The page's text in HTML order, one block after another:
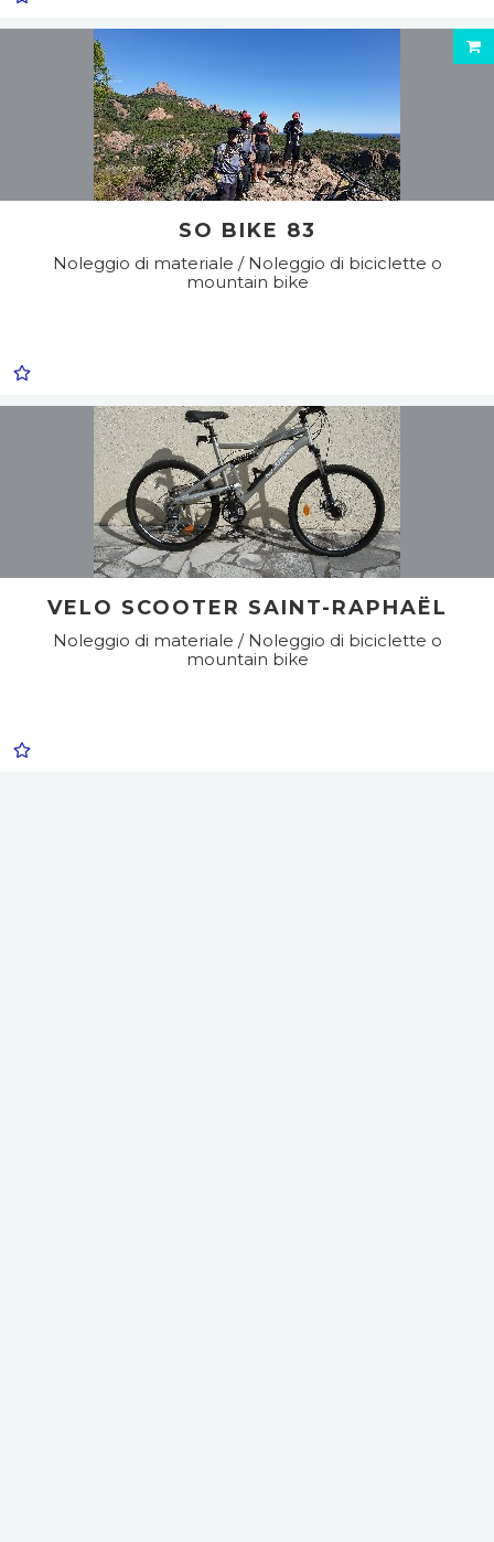
SO BIKE 83
Noleggio di materiale / Noleggio di biciclette o
mountain bike
VELO SCOOTER SAINT-RAPHAËL
Noleggio di materiale / Noleggio di biciclette o
mountain bike